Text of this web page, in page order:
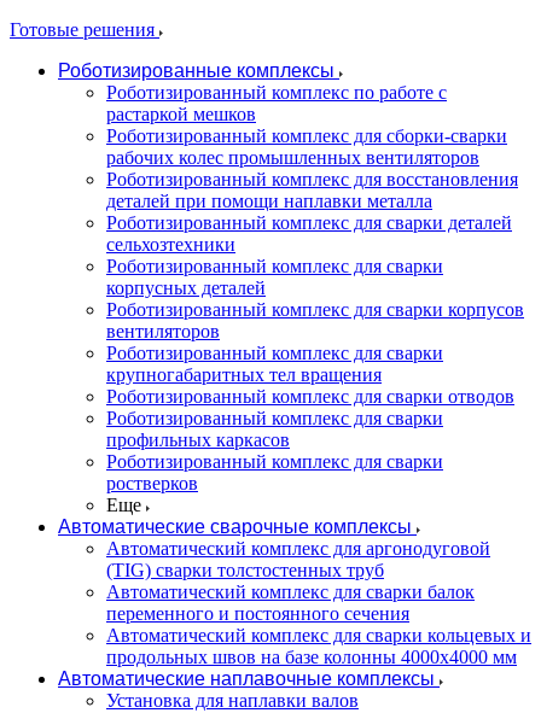
Готовые решения
Роботизированные комплексы
Роботизированный комплекс по работе с
растаркой мешков
Роботизированный комплекс для сборки-сварки
рабочих колес промышленных вентиляторов
Роботизированный комплекс для восстановления
деталей при помощи наплавки металла
Роботизированный комплекс для сварки деталей
сельхозтехники
Роботизированный комплекс для сварки
корпусных деталей
Роботизированный комплекс для сварки корпусов
вентиляторов
Роботизированный комплекс для сварки
крупногабаритных тел вращения
Роботизированный комплекс для сварки отводов
Роботизированный комплекс для сварки
профильных каркасов
Роботизированный комплекс для сварки
ростверков
Еще
Автоматические сварочные комплексы
Автоматический комплекс для аргонодуговой
(TIG) сварки толстостенных труб
Автоматический комплекс для сварки балок
переменного и постоянного сечения
Автоматический комплекс для сварки кольцевых и
продольных швов на базе колонны 4000x4000 мм
Автоматические наплавочные комплексы
Установка для наплавки валов